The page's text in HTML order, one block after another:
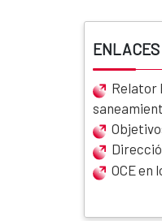
Relator
OCE en